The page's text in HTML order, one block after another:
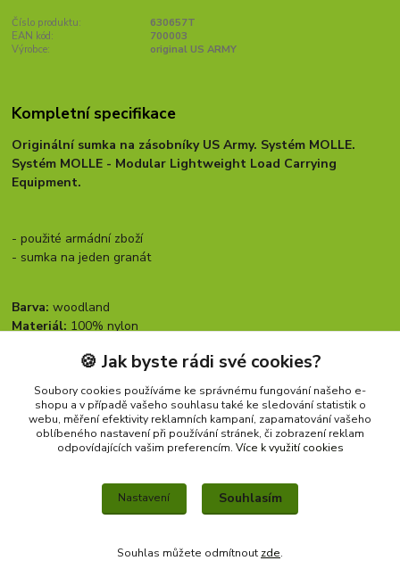
Číslo produktu:
630657T
EAN kód:
700003
Výrobce:
original US ARMY
Kompletní specifikace
Originální sumka na zásobníky US Army. Systém MOLLE.
Systém MOLLE - Modular Lightweight Load Carrying
Equipment.
- použité armádní zboží
- sumka na jeden granát
Barva:woodland
Materiál: 100% nylon
Zboží zařazeno v kategoriích
SUMKY
🍪 Jak byste rádi své cookies?
Soubory cookies používáme ke správnému fungování našeho e-
shopu a v případě vašeho souhlasu také ke sledování statistik o
webu, měření efektivity reklamních kampaní, zapamatování vašeho
oblíbeného nastavení při používání stránek, či zobrazení reklam
odpovídajících vašim preferencím. Více k využití cookies
Nastavení Souhlasím
Souhlas můžete odmítnout zde.